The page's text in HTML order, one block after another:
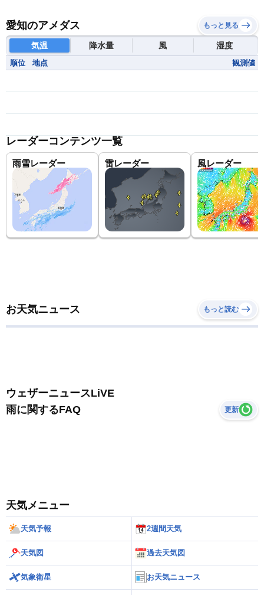
愛知のアメダス もっと見る
気温 降水量 風 湿度
順位 地点 観測値
レーダーコンテンツ一覧
雨雪レーダー 雷レーダー 風レーダー
お天気ニュース もっと読む
ウェザーニュースLiVE
雨に関するFAQ
更新
天気メニュー
天気予報 2週間天気
天気図 過去天気図
気象衛星 お天気ニュース